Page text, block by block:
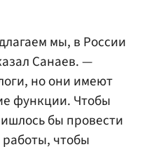
мы, в России
Санаев. —
но они имеют
функции. Чтобы
бы провести
чтобы